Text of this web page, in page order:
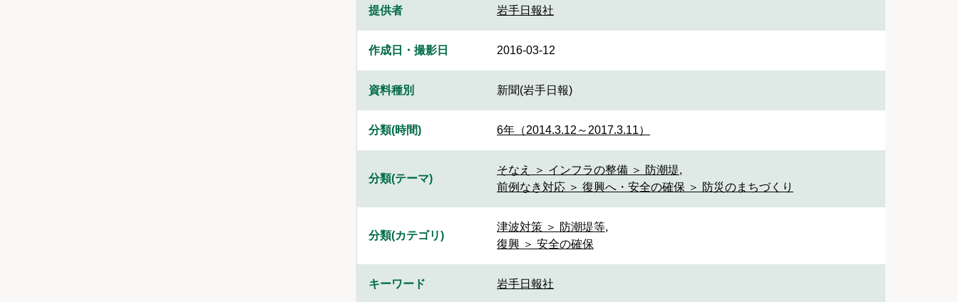
提供者 岩手日報社
作成日・撮影日 2016-03-12
資料種別 新聞(岩手日報)
分類(時間) 6年（2014.3.12～2017.3.11）
分類(テーマ)
そなえ ＞ インフラの整備 ＞ 防潮堤,
前例なき対応 ＞ 復興へ・安全の確保 ＞ 防災のまちづくり
分類(カテゴリ)
津波対策 ＞ 防潮堤等,
復興 ＞ 安全の確保
キーワード 岩手日報社